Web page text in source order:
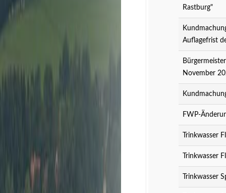
Rastburg"
Auflagefrist
November
FWP-
Trinkwasser
Trinkwasser
Trinkwasser